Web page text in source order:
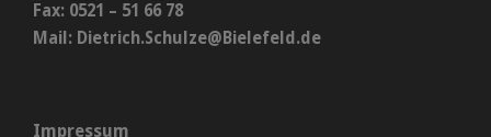
Fax: 0521 – 51 66 78
Mail: Dietrich.Schulze@Bielefeld.de
Impressum